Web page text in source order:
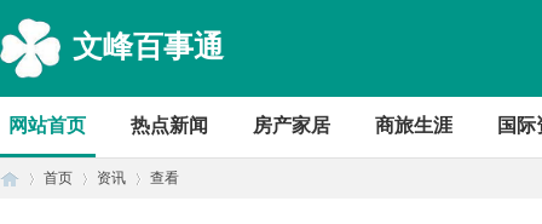
文峰百事通
网站首页 热点新闻 房产家居 商旅生涯 国际
首页 资讯 查看